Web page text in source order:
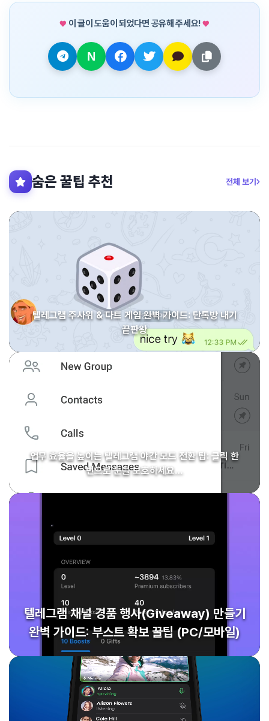
이 글이 도움이 되었다면 공유해 주세요!
숨은 꿀팁 추천 전체 보기
텔레그램 주사위 & 다트 게임 완벽 가이드: 단톡방 내기
끝판왕
업무 효율을 높이는 텔레그램 야간 모드 전환 팁: 클릭 한
번으로 눈을 보호하세요…
텔레그램 채널 경품 행사(Giveaway) 만들기
완벽 가이드: 부스트 확보 꿀팁 (PC/모바일)